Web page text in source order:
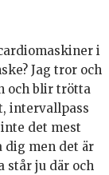
i
Jag tror och
och blir trötta
intervallpass
det mest
dig men det är
står ju där och